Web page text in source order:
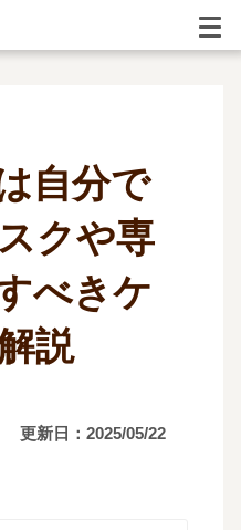
自分で
クや専
べきケ
説
更新日：2025/05/22